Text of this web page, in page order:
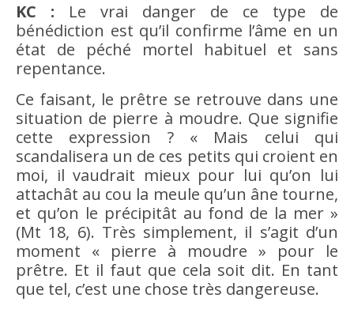
KC : Le vrai danger de ce type de
bénédiction est qu’il confirme l’âme en un
état de péché mortel habituel et sans
repentance.
Ce faisant, le prêtre se retrouve dans une
situation de pierre à moudre. Que signifie
cette expression ? « Mais celui qui
scandalisera un de ces petits qui croient en
moi, il vaudrait mieux pour lui qu’on lui
attachât au cou la meule qu’un âne tourne,
et qu’on le précipitât au fond de la mer »
(Mt 18, 6). Très simplement, il s’agit d’un
moment « pierre à moudre » pour le
prêtre. Et il faut que cela soit dit. En tant
que tel, c’est une chose très dangereuse.